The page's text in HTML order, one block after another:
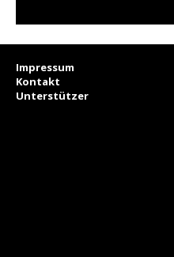
Impressum
Kontakt
Unterstützer